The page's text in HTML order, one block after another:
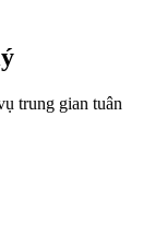
trung gian tuân